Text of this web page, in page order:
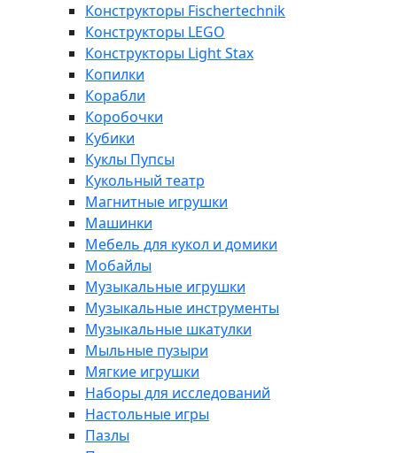
Конструкторы Fisсhertechnik
Конструкторы LEGO
Конструкторы Light Stax
Копилки
Корабли
Коробочки
Кубики
Куклы Пупсы
Кукольный театр
Магнитные игрушки
Машинки
Мебель для кукол и домики
Мобайлы
Музыкальные игрушки
Музыкальные инструменты
Музыкальные шкатулки
Мыльные пузыри
Мягкие игрушки
Наборы для исследований
Настольные игры
Пазлы